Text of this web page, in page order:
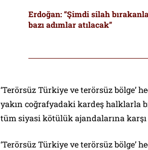
Erdoğan: “Şimdi silah
bazı adımlar atılacak”
‘Terörsüz Türkiye ve terörsüz bölge’
yakın coğrafyadaki kardeş halklarla
tüm siyasi kötülük ajandalarına
‘Terörsüz Türkiye ve terörsüz bölge’